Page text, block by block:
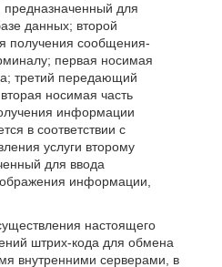
предназначенный для
данных; второй
получения сообщения-
первая носимая
третий передающий
носимая часть
информации
в соответствии с
услуги второму
для ввода
информации,
настоящего
штрих-кода для обмена
внутренними серверами, в